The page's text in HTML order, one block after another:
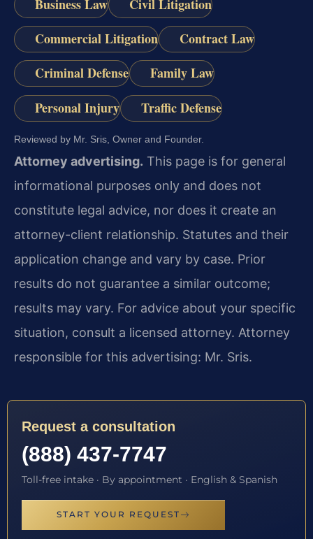
Business Law
Civil Litigation
Commercial Litigation
Contract Law
Criminal Defense
Family Law
Personal Injury
Traffic Defense
Reviewed by Mr. Sris, Owner and Founder.
Attorney advertising. This page is for general
informational purposes only and does not
constitute legal advice, nor does it create an
attorney-client relationship. Statutes and their
application change and vary by case. Prior
results do not guarantee a similar outcome;
results may vary. For advice about your specific
situation, consult a licensed attorney. Attorney
responsible for this advertising: Mr. Sris.
Request a consultation
(888) 437-7747
Toll-free intake · By appointment · English & Spanish
START YOUR REQUEST